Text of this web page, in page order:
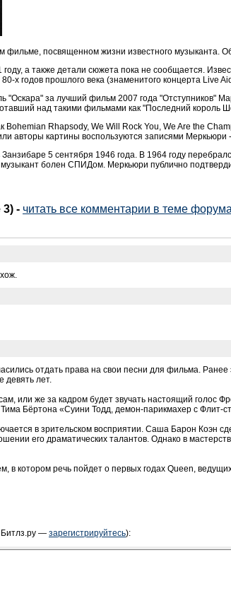
посвященном жизни известного музыканта.
а также детали сюжета пока не сообщается.
х годов прошлого века (знаменитого концерта Live
"Оскара" за лучший фильм 2007 года "Отступников"
над такими фильмами как "Последний король
Bohemian Rhapsody, We Will Rock You, We Are the
авторы картины воспользуются записями Меркьюри
5 сентября 1946 года. В 1964 году
болен СПИДом. Меркьюри публично
3) - читать все комментарии в теме
отдать права на свои песни для фильма.
девять лет.
или же за кадром будет звучать настоящий голос
Бёртона «Суини Тодд, демон-парикмахер с Флит-
в зрительском восприятии. Саша Барон Коэн
его драматических талантов. Однако в
в котором речь пойдет о первых годах Queen,
Битлз.ру — зарегистрируйтесь):